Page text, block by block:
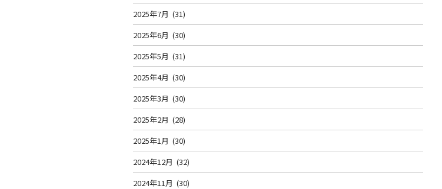
2025年7月 (31)
2025年6月 (30)
2025年5月 (31)
2025年4月 (30)
2025年3月 (30)
2025年2月 (28)
2025年1月 (30)
2024年12月 (32)
2024年11月 (30)